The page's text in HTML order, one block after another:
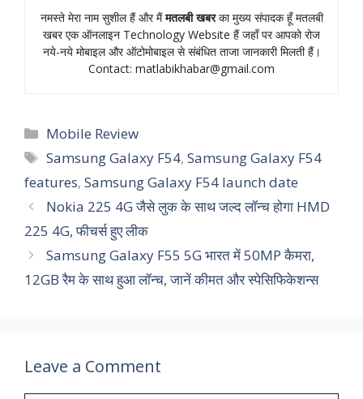
नमस्‍ते मेरा नाम सुशील हैं और मैंमतलबी खबरका मुख्‍य संपादक हूँ मतलबी
खबर एक ऑनलाइन Technology Website हैं जहॉं पर आपको रोज
नये-नये मोबाइल और ऑटोमोबाइल से संबंधित ताजा जानकारी मिलती हैं।
Contact: matlabikhabar@gmail.com
Categories
Mobile Review
Tags
Samsung Galaxy F54,Samsung Galaxy F54
features, Samsung Galaxy F54 launch date
Nokia 225 4G जैसे लुक के साथ जल्‍द लॉन्‍च होगा HMD
225 4G, फीचर्स हुए लीक
Samsung Galaxy F55 5G भारत में 50MP कैमरा,
12GB रैम के साथ हुआ लॉन्‍च, जानें कीमत और स्‍पेसिफिकेशन्स
Leave a Comment